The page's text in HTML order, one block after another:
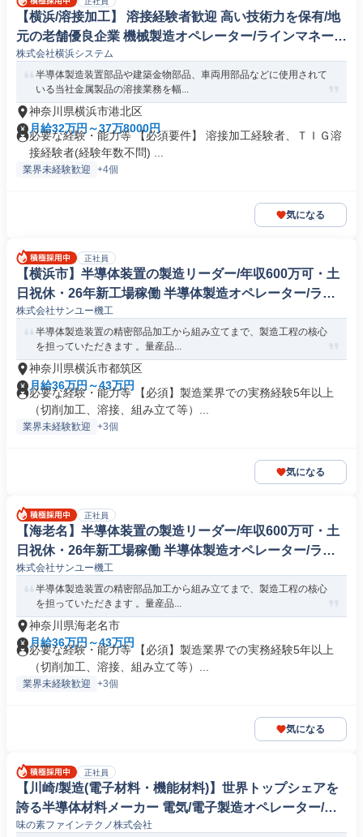
【横浜/溶接加工】 溶接経験者歓迎 高い技術力を保有/地
元の老舗優良企業 機械製造オペレーター/ラインマネージ
ャー
株式会社横浜システム
半導体製造装置部品や建築金物部品、車両用部品などに使用されて
いる当社金属製品の溶接業務を幅...
神奈川県横浜市港北区
月給32万円～37万8000円
必要な経験・能力等 【必須要件】 溶接加工経験者、ＴＩＧ溶
接経験者(経験年数不問) ...
業界未経験歓迎 +4個
気になる
正社員
【横浜市】半導体装置の製造リーダー/年収600万可・土
日祝休・26年新工場稼働 半導体製造オペレーター/ライ
ンマネージャー
株式会社サンユー機工
半導体製造装置の精密部品加工から組み立てまで、製造工程の核心
を担っていただきます 。量産品...
神奈川県横浜市都筑区
月給36万円～43万円
必要な経験・能力等 【必須】製造業界での実務経験5年以上
（切削加工、溶接、組み立て等）...
業界未経験歓迎 +3個
気になる
正社員
【海老名】半導体装置の製造リーダー/年収600万可・土
日祝休・26年新工場稼働 半導体製造オペレーター/ライ
ンマネージャー
株式会社サンユー機工
半導体製造装置の精密部品加工から組み立てまで、製造工程の核心
を担っていただきます 。量産品...
神奈川県海老名市
月給36万円～43万円
必要な経験・能力等 【必須】製造業界での実務経験5年以上
（切削加工、溶接、組み立て等）...
業界未経験歓迎 +3個
気になる
正社員
【川崎/製造(電子材料・機能材料)】世界トップシェアを
誇る半導体材料メーカー 電気/電子製造オペレーター/ラ
インマネージャー
味の素ファインテクノ株式会社